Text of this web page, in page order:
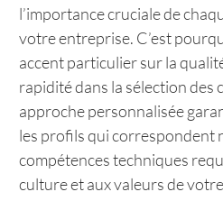
l’importance cruciale de
votre entreprise. C’est
accent particulier sur la
rapidité dans la sélection des
approche personnalisée
les profils qui correspondent
compétences techniques
culture et aux valeurs de